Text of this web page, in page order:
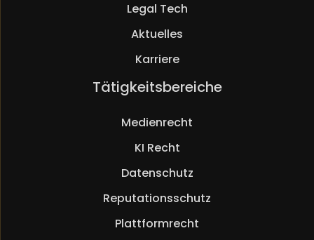
Legal Tech
Aktuelles
Karriere
Tätigkeitsbereiche
Medienrecht
KI Recht
Datenschutz
Reputationsschutz
Plattformrecht